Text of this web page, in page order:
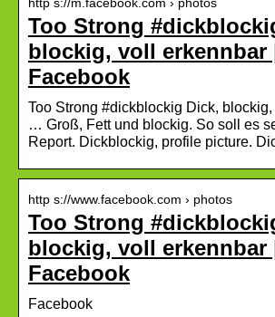
Too Strong
blockig, voll erkennbar
Facebook
Too Strong #dickblockig Dick,
… Groß, Fett und blockig. So soll es
Report. Dickblockig, profile picture.
http s://www.facebook.com › photos
Too Strong
blockig, voll erkennbar
Facebook
Facebook